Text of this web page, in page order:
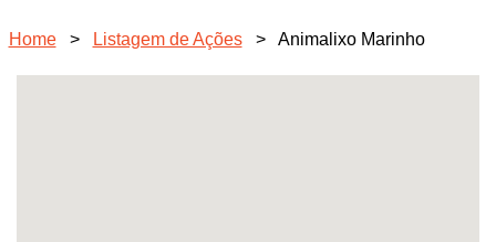
Home > Listagem de Ações > Animalixo Marinho